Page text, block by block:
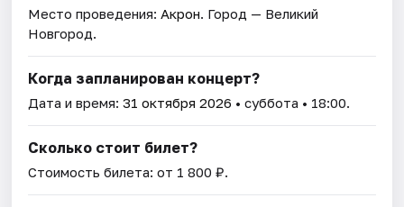
Место проведения:Акрон. Город — Великий
Новгород.
Когда запланирован концерт?
Дата и время:31 октября 2026 • суббота • 18:00.
Сколько стоит билет?
Стоимость билета: от 1 800 ₽.